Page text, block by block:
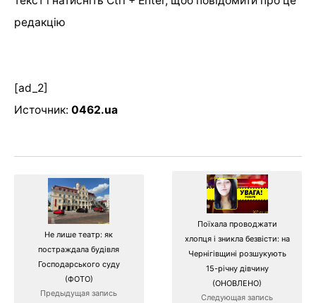
редакцію
[ad_2]
Источник: 0462.ua
Не лише театр: як
постраждала будівля
Господарського суду
(ФОТО)
Предыдущая запись
Поїхала проводжати
хлопця і зникла безвісти: на
Чернігівщині розшукують
15-річну дівчину
(ОНОВЛЕНО)
Следующая запись